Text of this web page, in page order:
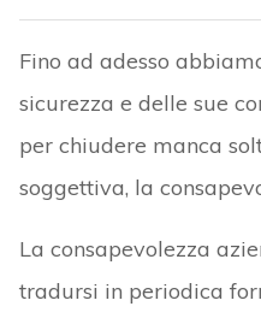
Fino ad adesso
sicurezza e delle sue
per chiudere manca
soggettiva, la
La consapevolezza
tradursi in periodica